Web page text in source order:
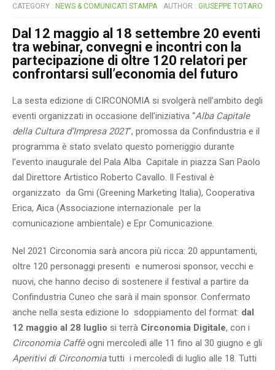
CATEGORY : NEWS & COMUNICATI STAMPA AUTHOR : GIUSEPPE TOTARO
Dal 12 maggio al 18 settembre 20 eventi
tra webinar, convegni e incontri con la
partecipazione di oltre 120 relatori per
confrontarsi sull’economia del futuro
La sesta edizione di CIRCONOMIA si svolgerà nell’ambito degli
eventi organizzati in occasione dell’iniziativa “Alba Capitale
della Cultura d’Impresa 2021”, promossa da Confindustria e il
programma è stato svelato questo pomeriggio durante
l’evento inaugurale del Pala Alba Capitale in piazza San Paolo
dal Direttore Artistico Roberto Cavallo. Il Festival è
organizzato da Gmi (Greening Marketing Italia), Cooperativa
Erica, Aica (Associazione internazionale per la
comunicazione ambientale) e Epr Comunicazione.
Nel 2021 Circonomia sarà ancora più ricca: 20 appuntamenti,
oltre 120 personaggi presenti e numerosi sponsor, vecchi e
nuovi, che hanno deciso di sostenere il festival a partire da
Confindustria Cuneo che sarà il main sponsor. Confermato
anche nella sesta edizione lo sdoppiamento del format: dal
12 maggio al 28 luglio si terrà Circonomia Digitale, con i
Circonomia Caffèogni mercoledì alle 11 fino al 30 giugno e gli
Aperitivi di Circonomiatutti i mercoledì di luglio alle 18. Tutti